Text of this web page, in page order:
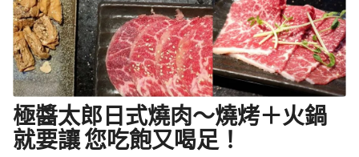
極醬太郎日式燒肉～燒烤＋火鍋
就要讓 您吃飽又喝足！